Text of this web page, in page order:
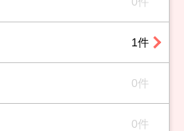
1件
0件
0件